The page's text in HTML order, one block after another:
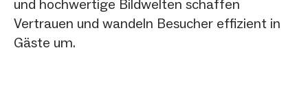
und hochwertige Bildwelten schaffen
Vertrauen und wandeln Besucher effizient in
Gäste um.